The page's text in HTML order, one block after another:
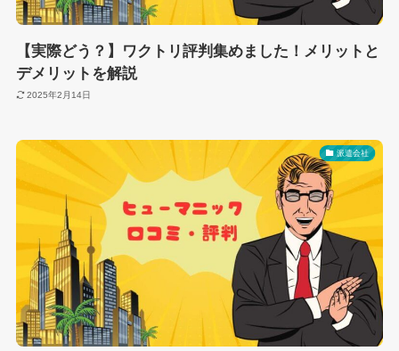
【実際どう？】ワクトリ評判集めました！メリットと
デメリットを解説
2025年2月14日
派遣会社